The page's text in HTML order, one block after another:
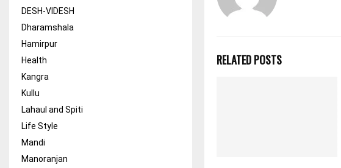
RELATED POSTS
DESH-VIDESH
Dharamshala
Hamirpur
Health
Kangra
Kullu
Lahaul and Spiti
Life Style
Mandi
Manoranjan